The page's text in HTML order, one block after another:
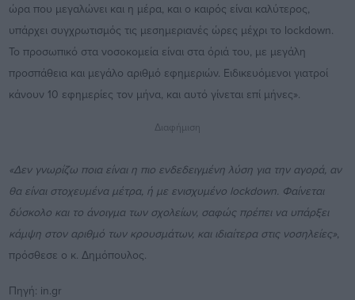
ώρα που μεγαλώνει και η μέρα, και ο καιρός είναι καλύτερος,
υπάρχει συγχρωτισμός τις μεσημεριανές ώρες μέχρι το lockdown.
Το προσωπικό στα νοσοκομεία είναι στα όριά του, με μεγάλη
προσπάθεια και μεγάλο αριθμό εφημεριών. Ειδικευόμενοι γιατροί
κάνουν 10 εφημερίες τον μήνα, και αυτό γίνεται επί μήνες».
Διαφήμιση
«Δεν γνωρίζω ποια είναι η πιο ενδεδειγμένη λύση για την αγορά, αν
θα είναι στοχευμένα μέτρα, ή με ενισχυμένο lockdown. Φαίνεται
δύσκολο και το άνοιγμα των σχολείων, σαφώς πρέπει να υπάρξει
κάμψη στον αριθμό των κρουσμάτων, και ιδιαίτερα στις νοσηλείες»,
πρόσθεσε ο κ. Δημόπουλος.
Πηγή: in.gr